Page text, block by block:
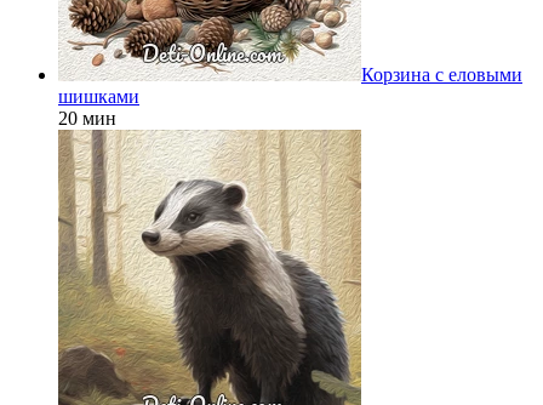
Корзина с еловыми
шишками
20 мин